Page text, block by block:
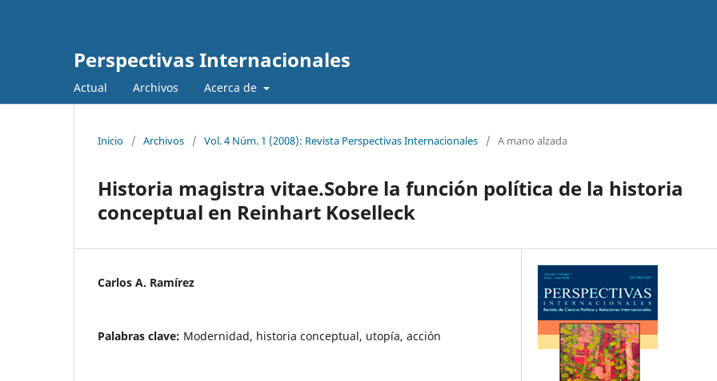
Perspectivas Internacionales
Actual Archivos Acerca de
Inicio / Archivos / Vol. 4 Núm. 1 (2008): Revista Perspectivas Internacionales / A mano alzada
Historia magistra vitae.Sobre la función política de la historia
conceptual en Reinhart Koselleck
Carlos A. Ramírez
Palabras clave: Modernidad, historia conceptual, utopía, acción